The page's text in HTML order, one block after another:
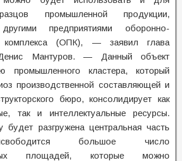
промышленной продукции,
предприятиями оборонно-
комплекса (ОПК), — заявил глава
Мантуров. — Данный объект
промышленного кластера, который
производственной составляющей и
бюро, консолидирует как
так и интеллектуальные ресурсы.
будет разгружена центральная часть
большое число
площадей, которые можно